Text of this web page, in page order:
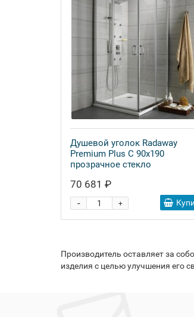
Душевой уголок Radaway
Premium Plus C 90x190
прозрачное стекло
70 681 ₽
+
-
Производитель оставляет за
изделия с целью улучшения его